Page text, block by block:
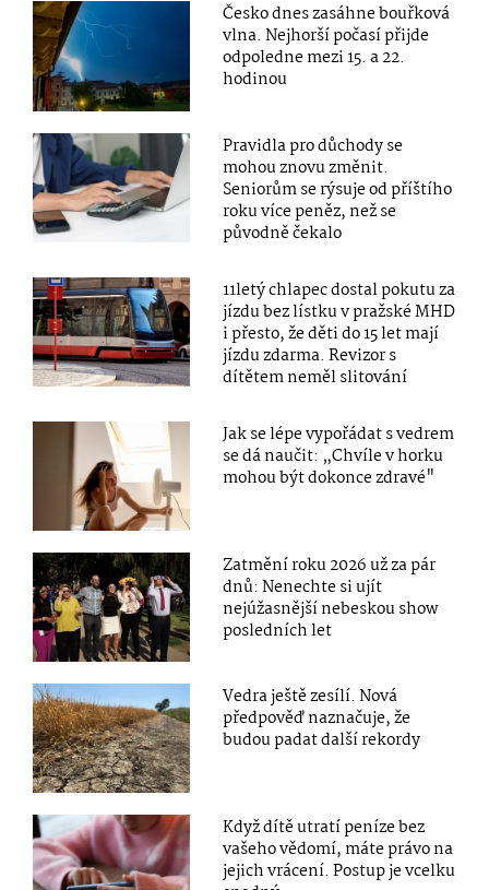
Česko dnes zasáhne bouřková
vlna. Nejhorší počasí přijde
odpoledne mezi 15. a 22.
hodinou
Pravidla pro důchody se
mohou znovu změnit.
Seniorům se rýsuje od příštího
roku více peněz, než se
původně čekalo
11letý chlapec dostal pokutu za
jízdu bez lístku v pražské MHD
i přesto, že děti do 15 let mají
jízdu zdarma. Revizor s
dítětem neměl slitování
Jak se lépe vypořádat s vedrem
se dá naučit: „Chvíle v horku
mohou být dokonce zdravé"
Zatmění roku 2026 už za pár
dnů: Nenechte si ujít
nejúžasnější nebeskou show
posledních let
Vedra ještě zesílí. Nová
předpověď naznačuje, že
budou padat další rekordy
Když dítě utratí peníze bez
vašeho vědomí, máte právo na
jejich vrácení. Postup je vcelku